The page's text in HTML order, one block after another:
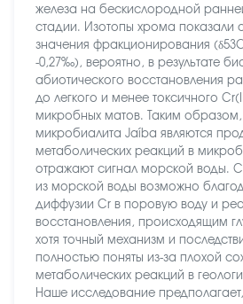
железа на бескислородной
стадии. Изотопы хрома показали
значения фракционирования
-0,27‰), вероятно, в результате
абиотического восстановления
до легкого и менее токсичного
микробных матов. Таким образом,
микробиалита Jaíba являются
метаболических реакций в
отражают сигнал морской воды.
из морской воды возможно
диффузии Cr в поровую воду и
восстановления, происходящим
хотя точный механизм и
полностью поняты из-за плохой
метаболических реакций в
Наше исследование